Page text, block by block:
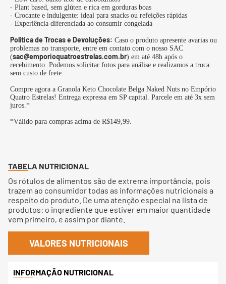
- Plant based, sem glúten e rica em gorduras boas
- Crocante e indulgente: ideal para snacks ou refeições rápidas
- Experiência diferenciada ao consumir congelada
Política de Trocas e Devoluções: Caso o produto apresente avarias ou
problemas no transporte, entre em contato com o nosso SAC
(sac@emporioquatroestrelas.com.br) em até 48h após o
recebimento. Podemos solicitar fotos para análise e realizamos a troca
sem custo de frete.
Compre agora a Granola Keto Chocolate Belga Naked Nuts no Empório
Quatro Estrelas! Entrega expressa em SP capital. Parcele em até 3x sem
juros.*
*Válido para compras acima de R$149,99.
TABELA NUTRICIONAL
Os rótulos de alimentos são de extrema importância, pois
trazem ao consumidor todas as informações nutricionais a
respeito do produto. De uma atenção especial na lista de
produtos: o ingrediente que estiver em maior quantidade
vem primeiro, e assim por diante.
VALORES NUTRICIONAIS